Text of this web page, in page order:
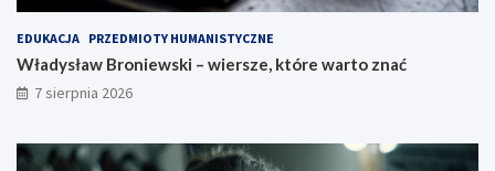
EDUKACJA PRZEDMIOTY HUMANISTYCZNE
Władysław Broniewski – wiersze, które warto znać
7 sierpnia 2026